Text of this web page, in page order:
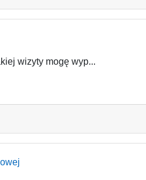
wizyty mogę wyp...